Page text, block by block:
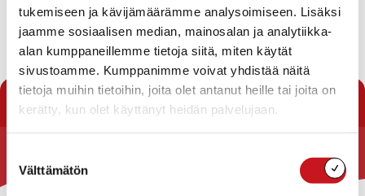
tukemiseen ja kävijämäärämme analysoimiseen. Lisäksi
jaamme sosiaalisen median, mainosalan ja analytiikka-
alan kumppaneillemme tietoja siitä, miten käytät
sivustoamme. Kumppanimme voivat yhdistää näitä
tietoja muihin tietoihin, joita olet antanut heille tai joita on
kerätty, kun olet käyttänyt heidän palvelujaan.
valinta
Välttämätön
Kunnanhallitus on 20.5.2019 § 126 määrännyt maankäyttö- ja
rakennuslain 201§:n nojalla, että Rautalammin kirkonkylän
osayleiskaava tulee voimaan ennen kuin se on saanut
lainvoiman kaava-alueen siltä osalta, johon
valitus/oikaisuvaatimus ei kohdistu. […]
Rautalammin kunta